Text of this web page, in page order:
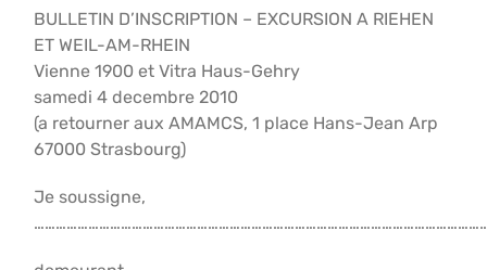
BULLETIN D’INSCRIPTION – EXCURSION A RIEHEN
ET WEIL-AM-RHEIN
Vienne 1900 et Vitra Haus-Gehry
samedi 4 decembre 2010
(a retourner aux AMAMCS, 1 place Hans-Jean Arp
67000 Strasbourg)
Je soussigne,